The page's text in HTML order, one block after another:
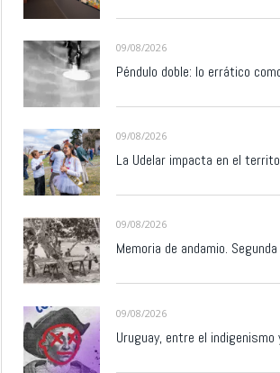
09/08/2026
Péndulo doble: lo errático
09/08/2026
La Udelar impacta en el
09/08/2026
Memoria de andamio.
09/08/2026
Uruguay, entre el indigenismo